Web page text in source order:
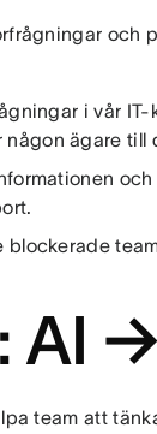
och
i vår
ägare till
blockerade
AI
team att